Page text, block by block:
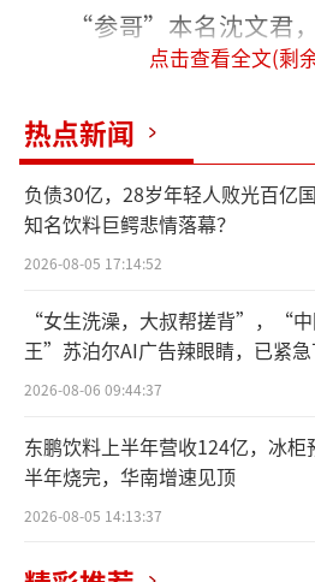
“参哥”本名沈文君
期在电商平台售卖海参，
2020年入驻抖音后，
情商、财商“教学”课
圈”加速变现，所谓的“
教你怎么做IP。
无论当初璩静的视
哥”，这位“80后”网络
识付费”的反向思考。
“参哥”有过人之处，
点击查看全文(剩
热点新闻
负债30亿，28岁年轻人败光百亿国
知名饮料巨鳄悲情落幕？
2026-08-05 17:14:52
“女生洗澡，大叔帮搓背”，“
王”苏泊尔AI广告辣眼睛，已紧
2026-08-06 09:44:37
东鹏饮料上半年营收124亿，冰柜
半年烧完，华南增速见顶
2026-08-05 14:13:37